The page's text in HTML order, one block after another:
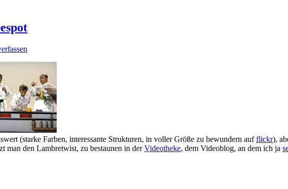
(starke Farben, interessante Strukturen, in voller Größe zu bewundern aufflickr),
man den Lambretwist, zu bestaunen in derVideotheke, dem Videoblog, an dem ich ja